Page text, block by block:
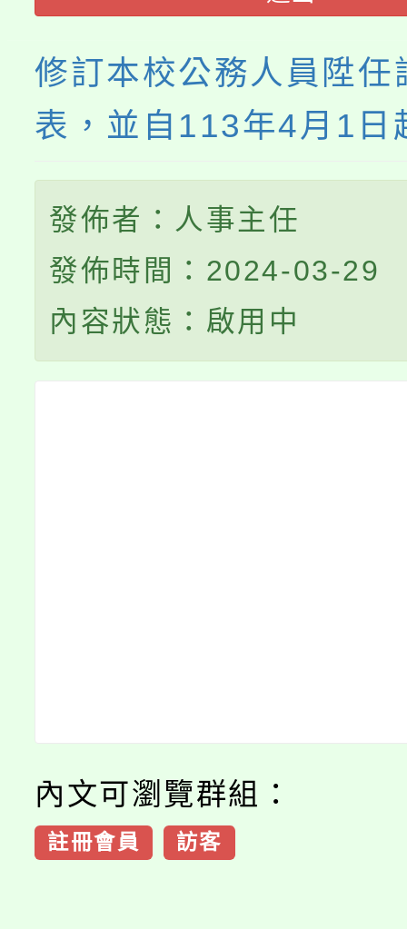
修訂本校公務人員陞任
表，並自113年4月1日
發佈者：人事主任
發佈時間：2024-03-29
內容狀態：啟用中
內文可瀏覽群組：
註冊會員 訪客